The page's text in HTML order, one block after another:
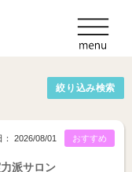
絞り込み検索
おすすめ
： 2026/08/01
派サロン